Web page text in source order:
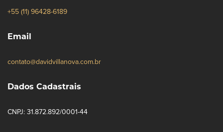
+55 (11) 96428-6189
Email
contato@davidvillanova.com.br
Dados Cadastrais
CNPJ: 31.872.892/0001-44